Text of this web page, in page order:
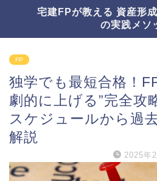
宅建FPが教える 資産形
の実践メソ
FP
独学でも最短合格！
劇的に上げる”完全攻
スケジュールから過
解説
2025年